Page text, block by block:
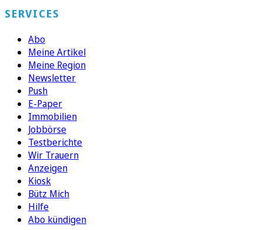
SERVICES
Abo
Meine Artikel
Meine Region
Newsletter
Push
E-Paper
Immobilien
Jobbörse
Testberichte
Wir Trauern
Anzeigen
Kiosk
Bütz Mich
Hilfe
Abo kündigen